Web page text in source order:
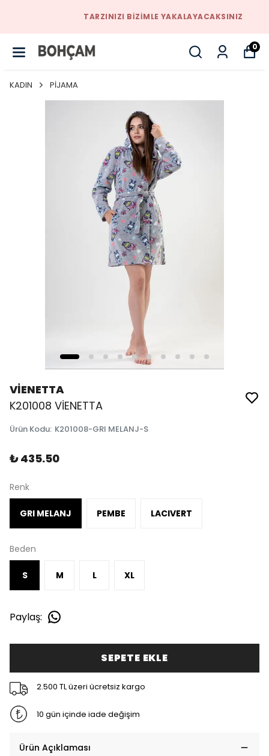
TARZINIZI BIZIMLE YAKALAYACAKSINIZ
0
KADIN PİJAMA
VİENETTA
K201008 VİENETTA
Ürün Kodu: K201008-GRI MELANJ-S
₺ 435.50
Renk
GRI MELANJ PEMBE LACIVERT
Beden
S M L XL
Paylaş:
SEPETE EKLE
2.500 TL üzeri ücretsiz kargo
10 gün içinde iade değişim
Ürün Açıklaması